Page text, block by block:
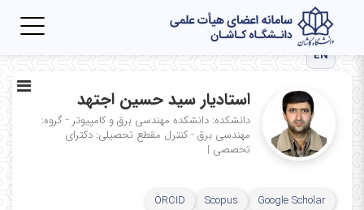
EN
استادیار سید حسین اجتهد
دانشکده: دانشکده مهندسی برق و کامپیوتر - گروه:
مهندسی برق - کنترل مقطع تحصیلی: دکترای
تخصصی |
Google Scholar
Scopus
ORCID